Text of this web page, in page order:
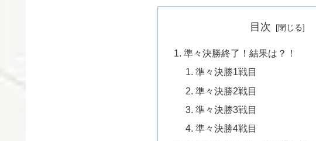
目次
準々決勝終了！結果は？！
準々決勝1戦目
準々決勝2戦目
準々決勝3戦目
準々決勝4戦目